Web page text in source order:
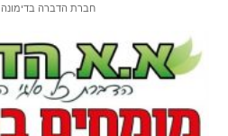
חברת הדברה בדימונה